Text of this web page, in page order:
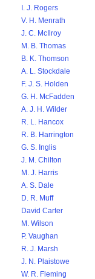
I. J. Rogers
V. H. Menrath
J. C. McIlroy
M. B. Thomas
B. K. Thomson
A. L. Stockdale
F. J. S. Holden
G. H. McFadden
A. J. H. Wilder
R. L. Hancox
R. B. Harrington
G. S. Inglis
J. M. Chilton
M. J. Harris
A. S. Dale
D. R. Muff
David Carter
M. Wilson
P. Vaughan
R. J. Marsh
J. N. Plaistowe
W. R. Fleming